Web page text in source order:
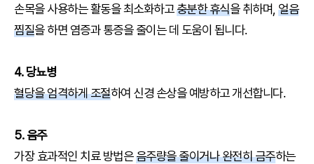
손목을 사용하는 활동을 최소화하고충분한 휴식을 취하며, 얼음
찜질을 하면 염증과 통증을 줄이는 데 도움이 됩니다.
4. 당뇨병
혈당을 엄격하게 조절하여 신경 손상을 예방하고 개선합니다.
5. 음주
가장 효과적인 치료 방법은음주량을 줄이거나 완전히 금주하는